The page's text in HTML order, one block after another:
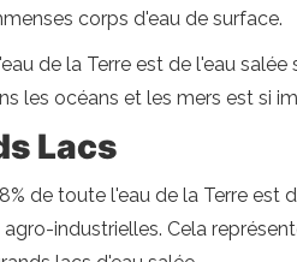
corps d'eau de surface.
de la Terre est de l'eau
les océans et les mers est si
Lacs
de toute l'eau de la Terre est
industrielles. Cela